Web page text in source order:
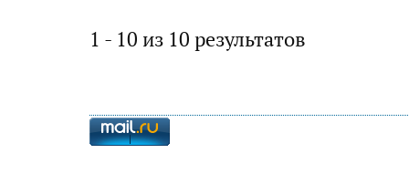
1 - 10 из 10 результатов